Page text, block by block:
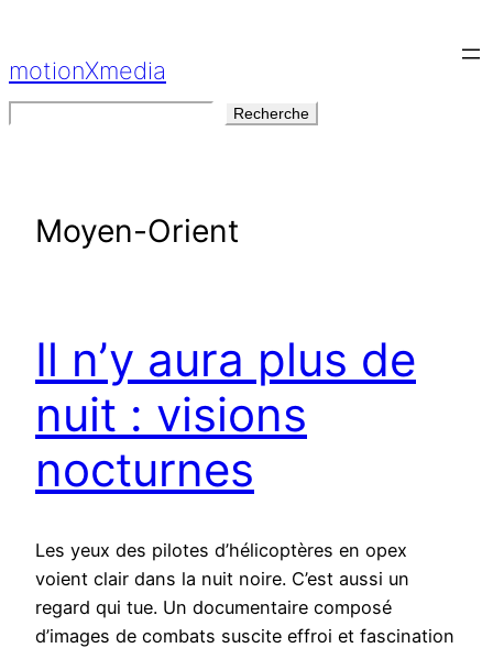
contenu
motionXmedia
Recherche
Moyen-Orient
Il n’y aura plus de
nuit : visions
nocturnes
Les yeux des pilotes d’hélicoptères en opex
voient clair dans la nuit noire. C’est aussi un
regard qui tue. Un documentaire composé
d’images de combats suscite effroi et fascination